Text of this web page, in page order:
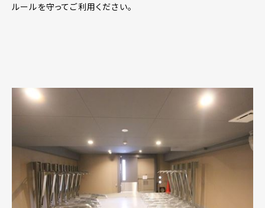
ルールを守ってご利用ください。